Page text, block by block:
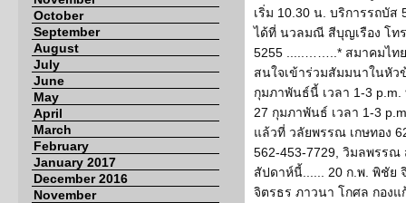
October
September
August
July
June
May
April
March
February
January 2017
December 2016
November
เริ่ม 10.30 น. บริการรถบัส
ได้ที่ นวลมณี สีบุญเรือง โท
5255 .....……..* สมาคมไท
สนใจเข้าร่วมสัมมนาในหัว
กุมภาพันธ์นี้ เวลา 1-3
27 กุมภาพันธ์ เวลา 1-3
แล้วที่ วลัยพรรณ เกษทอง
562-453-7729, วิมลพรร
สัปดาห์นี้...... 20 ก.พ. พิชัย
จิตรธร ภาวนา โกศล กอง